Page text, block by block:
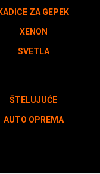
KADICE ZA GEPEK
XENON
SVETLA
ŠTELUJUĆE
AUTO OPREMA